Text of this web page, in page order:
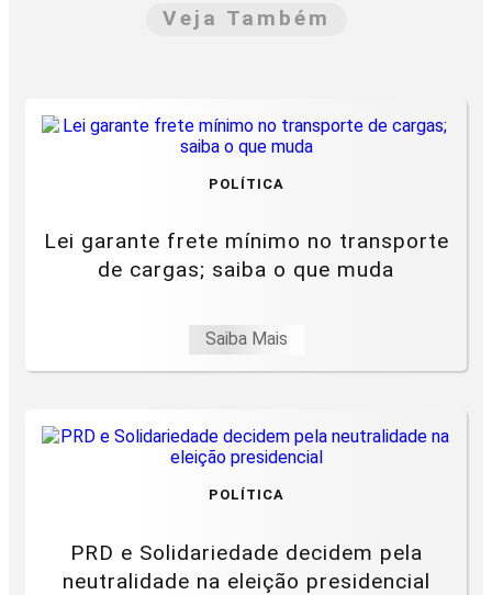
Veja Também
POLÍTICA
Lei garante frete mínimo no transporte
de cargas; saiba o que muda
Saiba Mais
POLÍTICA
PRD e Solidariedade decidem pela
neutralidade na eleição presidencial